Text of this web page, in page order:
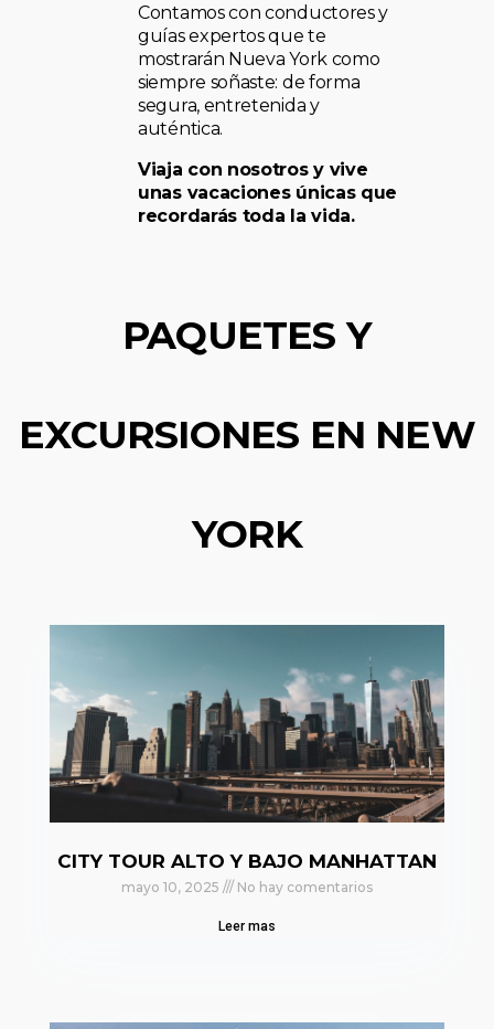
Contamos con conductores y
guías expertos que te
mostrarán Nueva York como
siempre soñaste: de forma
segura, entretenida y
auténtica.
Viaja con nosotros y vive
unas vacaciones únicas que
recordarás toda la vida.
PAQUETES Y
EXCURSIONES EN NEW
YORK
CITY TOUR ALTO Y BAJO MANHATTAN
mayo 10, 2025 No hay comentarios
Leer mas